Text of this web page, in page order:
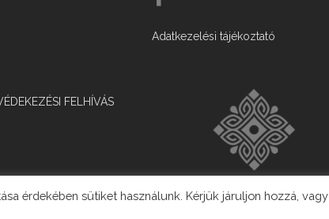
FELHÍVÁS
Adatkezelési tájékoztató
érdekében sütiket használunk. Kérjük járuljon hozzá, vagy